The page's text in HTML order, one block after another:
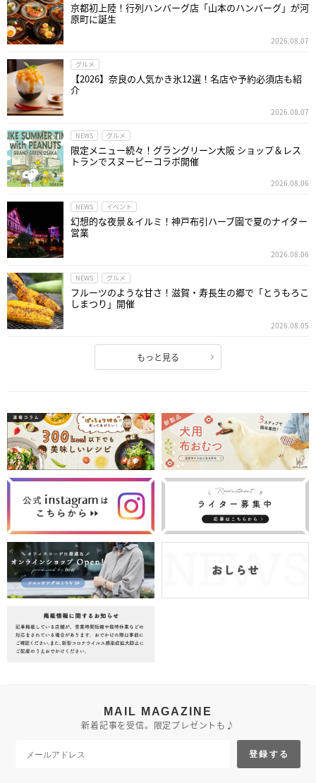
京都初上陸！行列ハンバーグ店「山本のハンバーグ」が河
原町に誕生
2026.08.07
グルメ
【2026】奈良の人気かき氷12選！名店や予約必須店も紹
介
2026.08.07
NEWS グルメ
限定メニュー続々！グラングリーン大阪 ショップ＆レス
トランでスヌーピーコラボ開催
2026.08.06
NEWS イベント
幻想的な夜景＆イルミ！神戸布引ハーブ園で夏のナイター
営業
2026.08.06
NEWS グルメ
フルーツのような甘さ！滋賀・寿長生の郷で「とうもろこ
しまつり」開催
2026.08.05
もっと見る
MAIL MAGAZINE
新着記事を受信。限定プレゼントも♪
登録する